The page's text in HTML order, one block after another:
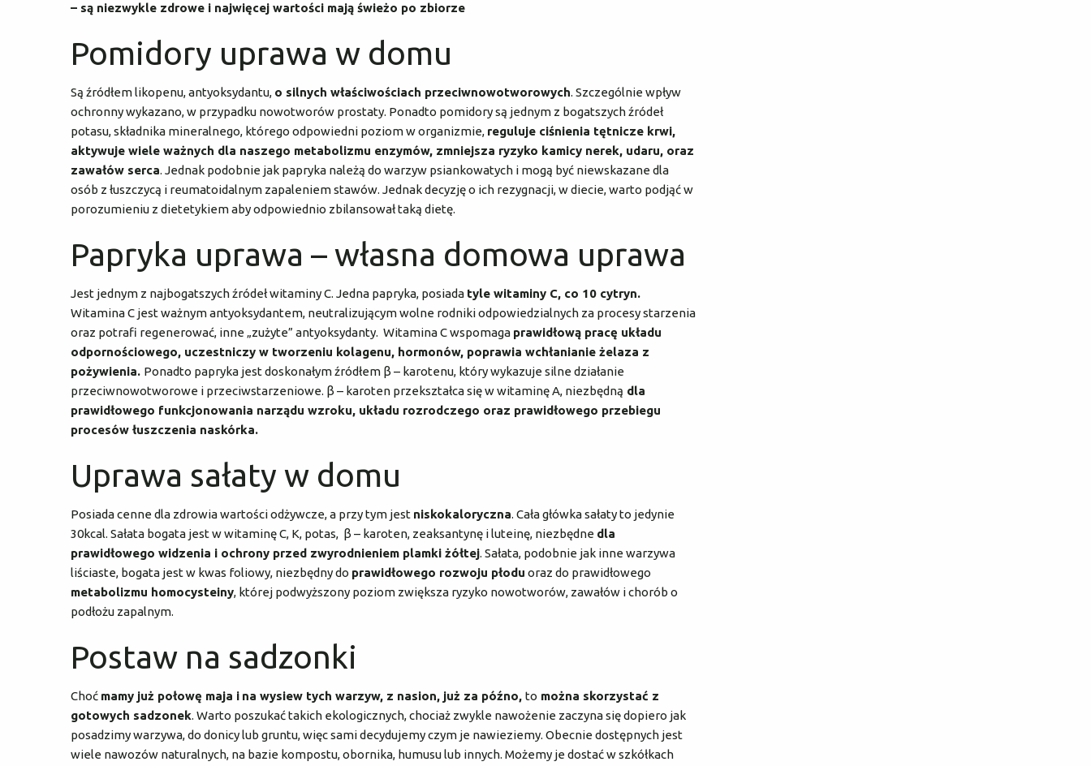
– są niezwykle zdrowe i najwięcej wartości mają świeżo po zbiorze
Pomidory uprawa w domu
Są źródłem likopenu, antyoksydantu, o silnych właściwościach przeciwnowotworowych. Szczególnie wpływ
ochronny wykazano, w przypadku nowotworów prostaty. Ponadto pomidory są jednym z bogatszych źródeł
potasu, składnika mineralnego, którego odpowiedni poziom w organizmie, reguluje ciśnienia tętnicze krwi,
aktywuje wiele ważnych dla naszego metabolizmu enzymów, zmniejsza ryzyko kamicy nerek, udaru, oraz
zawałów serca. Jednak podobnie jak papryka należą do warzyw psiankowatych i mogą być niewskazane dla
osób z łuszczycą i reumatoidalnym zapaleniem stawów. Jednak decyzję o ich rezygnacji, w diecie, warto podjąć w
porozumieniu z dietetykiem aby odpowiednio zbilansował taką dietę.
Papryka uprawa – własna domowa uprawa
Jest jednym z najbogatszych źródeł witaminy C. Jedna papryka, posiada tyle witaminy C, co 10 cytryn.
Witamina C jest ważnym antyoksydantem, neutralizującym wolne rodniki odpowiedzialnych za procesy starzenia
oraz potrafi regenerować, inne „zużyte” antyoksydanty. Witamina C wspomaga prawidłową pracę układu
odpornościowego, uczestniczy w tworzeniu kolagenu, hormonów, poprawia wchłanianie żelaza z
pożywienia. Ponadto papryka jest doskonałym źródłem β – karotenu, który wykazuje silne działanie
przeciwnowotworowe i przeciwstarzeniowe. β – karoten przekształca się w witaminę A, niezbędną dla
prawidłowego funkcjonowania narządu wzroku, układu rozrodczego oraz prawidłowego przebiegu
procesów łuszczenia naskórka.
Uprawa sałaty w domu
Posiada cenne dla zdrowia wartości odżywcze, a przy tym jest niskokaloryczna. Cała główka sałaty to jedynie
30kcal. Sałata bogata jest w witaminę C, K, potas, β – karoten, zeaksantynę i luteinę, niezbędne dla
prawidłowego widzenia i ochrony przed zwyrodnieniem plamki żółtej. Sałata, podobnie jak inne warzywa
liściaste, bogata jest w kwas foliowy, niezbędny do prawidłowego rozwoju płodu oraz do prawidłowego
metabolizmu homocysteiny, której podwyższony poziom zwiększa ryzyko nowotworów, zawałów i chorób o
podłożu zapalnym.
Postaw na sadzonki
Choć mamy już połowę maja i na wysiew tych warzyw, z nasion, już za późno, to można skorzystać z
gotowych sadzonek. Warto poszukać takich ekologicznych, chociaż zwykle nawożenie zaczyna się dopiero jak
posadzimy warzywa, do donicy lub gruntu, więc sami decydujemy czym je nawieziemy. Obecnie dostępnych jest
wiele nawozów naturalnych, na bazie kompostu, obornika, humusu lub innych. Możemy je dostać w szkółkach